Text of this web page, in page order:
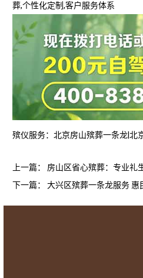
葬,个性化定制,客户服务体系
殡仪服务： 北京房山殡葬一条龙北
上一篇： 房山区省心殡葬：专业礼
下一篇： 大兴区殡葬一条龙服务